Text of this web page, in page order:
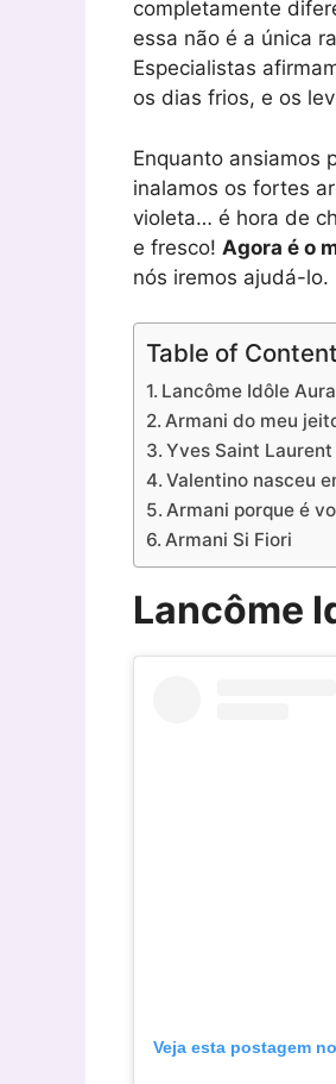
completamente
essa não é a única
Especialistas
os dias frios, e os
Enquanto ansiamos
inalamos os fortes
violeta… é hora de
e fresco! Agora é o
nós iremos ajudá-lo.
Table of
Lancôme Idôle
Armani do meu
Yves Saint
Valentino nasceu
Armani porque é
Armani Si Fiori
Lancôme
Veja esta postagem